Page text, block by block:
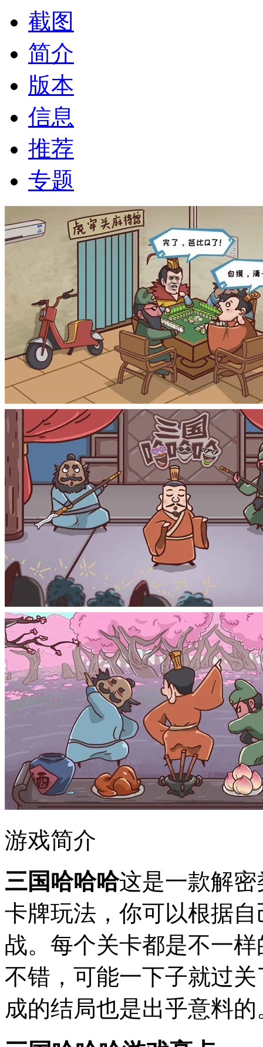
截图
简介
版本
信息
推荐
专题
游戏简介
三国哈哈哈这是一款解
卡牌玩法，你可以根据
战。每个关卡都是不一
不错，可能一下子就过
成的结局也是出乎意料的